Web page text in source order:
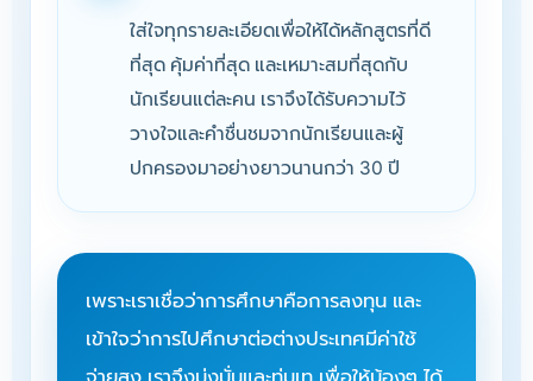
ใส่ใจทุกรายละเอียดเพื่อให้ได้หลักสูตรที่ดี
ที่สุด คุ้มค่าที่สุด และเหมาะสมที่สุดกับ
นักเรียนแต่ละคน เราจึงได้รับความไว้
วางใจและคำชื่นชมจากนักเรียนและผู้
ปกครองมาอย่างยาวนานกว่า 30 ปี
เพราะเราเชื่อว่าการศึกษาคือการลงทุน และ
เข้าใจว่าการไปศึกษาต่อต่างประเทศมีค่าใช้
จ่ายสูง เราจึงมุ่งมั่นและทุ่มเท เพื่อให้น้องๆ ได้